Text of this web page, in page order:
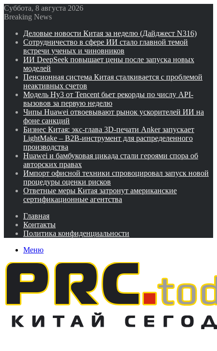
Суббота, 8 августа 2026
Breaking News
Деловые новости Китая за неделю (Дайджест N316)
Сотрудничество в сфере ИИ стало главной темой
встречи ученых и чиновников
ИИ DeepSeek повышает цены после запуска новых
моделей
Пенсионная система Китая сталкивается с проблемой
неактивных счетов
Модель Hy3 от Tencent бьет рекорды по числу API-
вызовов за первую неделю
Чипы Huawei отвоевывают рынок ускорителей ИИ на
фоне санкций
Бизнес Китая: экс-глава 3D-печати Anker запускает
LightMake – B2B-инструмент для распределенного
производства
Huawei и бамбуковая цикада стали героями спора об
авторских правах
Импорт офисной техники спровоцировал запуск новой
процедуры оценки рисков
Ответные меры Китая затронут американские
сертификационные агентства
Главная
Контакты
Политика конфиденциальности
Меню